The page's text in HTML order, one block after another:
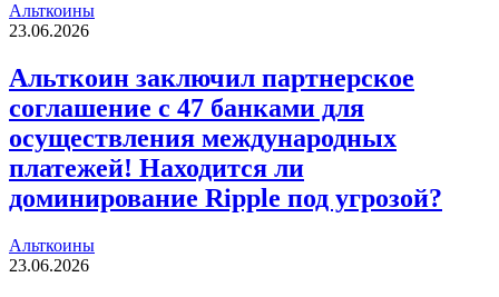
Альткоины
23.06.2026
Альткоин заключил партнерское
соглашение с 47 банками для
осуществления международных
платежей! Находится ли
доминирование Ripple под угрозой?
Альткоины
23.06.2026